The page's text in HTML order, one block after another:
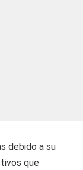
debido a su
que